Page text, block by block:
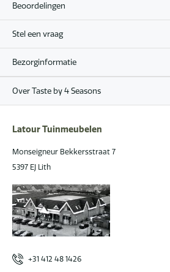
Beoordelingen
Stel een vraag
Bezorginformatie
Over Taste by 4 Seasons
Latour Tuinmeubelen
Monseigneur Bekkersstraat 7
5397 EJ Lith
+31 412 48 1426